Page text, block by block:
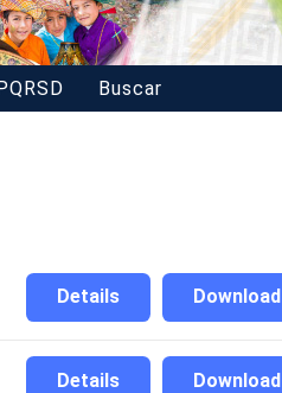
Buscar
Download
Details
Download
Details